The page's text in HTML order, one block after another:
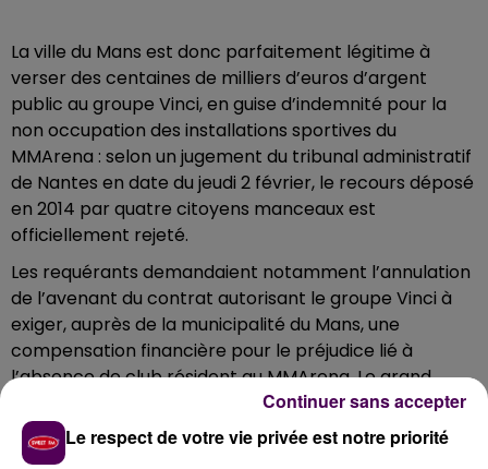
La ville du Mans est donc parfaitement légitime à
verser des centaines de milliers d’euros d’argent
public au groupe Vinci, en guise d’indemnité pour la
non occupation des installations sportives du
MMArena : selon un jugement du tribunal administratif
de Nantes en date du jeudi 2 février, le recours déposé
en 2014 par quatre citoyens manceaux est
officiellement rejeté.
Les requérants demandaient notamment l’annulation
de l’avenant du contrat autorisant le groupe Vinci à
exiger, auprès de la municipalité du Mans, une
compensation financière pour le préjudice lié à
l’absence de club résident au MMArena. Le grand
stade -25 000 places- était destiné à héberger Le
Mans FC, mais le club de foot, en proie à de profondes
difficultés, s’était vu liquider trop tôt.
Le respect de votre vie privée est notre priorité
Continuer sans accepter